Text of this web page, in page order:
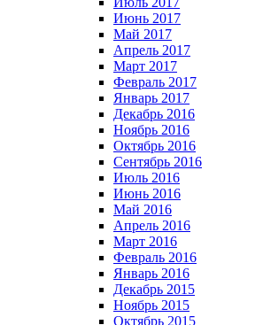
Июнь 2017
Май 2017
Апрель 2017
Март 2017
Февраль 2017
Январь 2017
Декабрь 2016
Ноябрь 2016
Октябрь 2016
Сентябрь 2016
Июль 2016
Июнь 2016
Май 2016
Апрель 2016
Март 2016
Февраль 2016
Январь 2016
Декабрь 2015
Ноябрь 2015
Октябрь 2015